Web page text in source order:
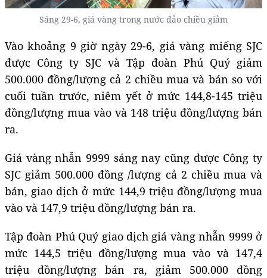
Sáng 29-6, giá vàng trong nước đảo chiều giảm
Vào khoảng 9 giờ ngày 29-6, giá vàng miếng SJC
được Công ty SJC và Tập đoàn Phú Quý giảm
500.000 đồng/lượng cả 2 chiều mua và bán so với
cuối tuần trước, niêm yết ở mức 144,8-145 triệu
đồng/lượng mua vào và 148 triệu đồng/lượng bán
ra.
Giá vàng nhẫn 9999 sáng nay cũng được Công ty
SJC giảm 500.000 đồng /lượng cả 2 chiều mua và
bán, giao dịch ở mức 144,9 triệu đồng/lượng mua
vào và 147,9 triệu đồng/lượng bán ra.
Tập đoàn Phú Quý giao dịch giá vàng nhẫn 9999 ở
mức 144,5 triệu đồng/lượng mua vào và 147,4
triệu đồng/lượng bán ra, giảm 500.000 đồng